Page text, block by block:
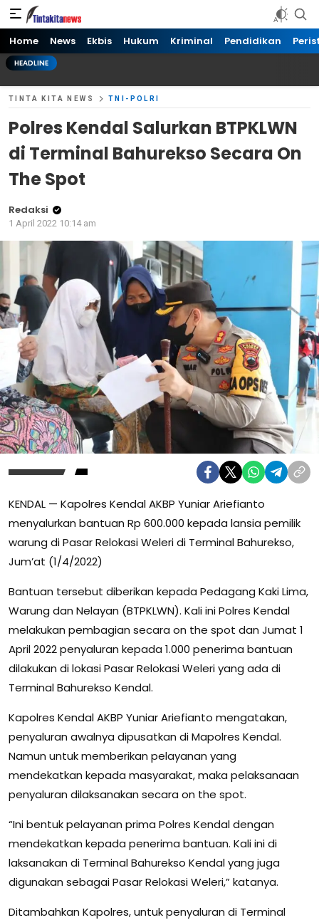
Tinta kita News
Informasi Terkini
Home News Ekbis Hukum Kriminal Pendidikan
HEADLINE
TINTA KITA NEWS TNI-POLRI
Polres Kendal Salurkan BTPKLWN
di Terminal Bahurekso Secara On
The Spot
Redaksi
1 April 2022 10:14 am
KENDAL — Kapolres Kendal AKBP Yuniar Ariefianto
menyalurkan bantuan Rp 600.000 kepada lansia pemilik
warung di Pasar Relokasi Weleri di Terminal Bahurekso,
Jum’at (1/4/2022)
Bantuan tersebut diberikan kepada Pedagang Kaki Lima,
Warung dan Nelayan (BTPKLWN). Kali ini Polres Kendal
melakukan pembagian secara on the spot dan Jumat 1
April 2022 penyaluran kepada 1.000 penerima bantuan
dilakukan di lokasi Pasar Relokasi Weleri yang ada di
Terminal Bahurekso Kendal.
Kapolres Kendal AKBP Yuniar Ariefianto mengatakan,
penyaluran awalnya dipusatkan di Mapolres Kendal.
Namun untuk memberikan pelayanan yang
mendekatkan kepada masyarakat, maka pelaksanaan
penyaluran dilaksanakan secara on the spot.
“Ini bentuk pelayanan prima Polres Kendal dengan
mendekatkan kepada penerima bantuan. Kali ini di
laksanakan di Terminal Bahurekso Kendal yang juga
digunakan sebagai Pasar Relokasi Weleri,” katanya.
Ditambahkan Kapolres, untuk penyaluran di Terminal